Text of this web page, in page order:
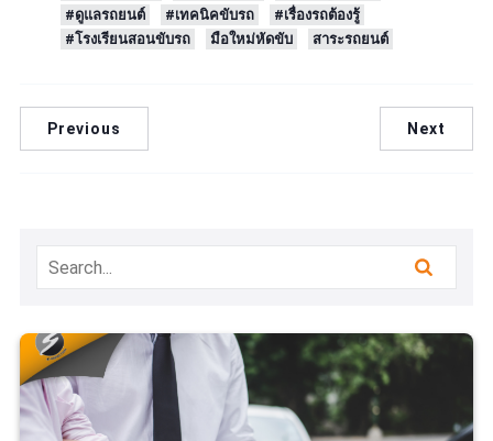
#ดูแลรถยนต์
#เทคนิคขับรถ
#เรื่องรถต้องรู้
#โรงเรียนสอนขับรถ
มือใหม่หัดขับ สาระรถยนต์
Previous Next